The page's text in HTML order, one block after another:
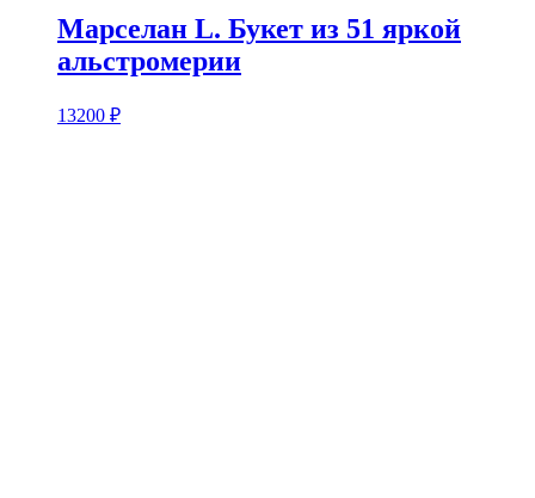
Марселан L. Букет из 51 яркой
альстромерии
13200 ₽